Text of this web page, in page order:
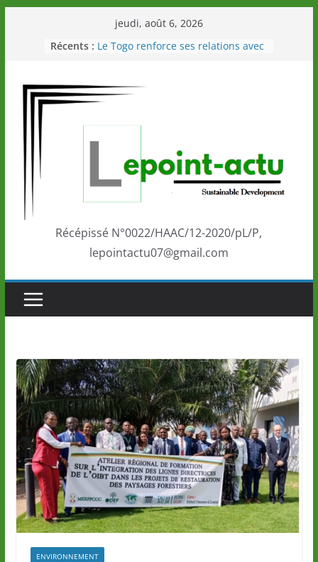
jeudi, août 6, 2026
Récents : Le Togo renforce ses relations avec
Éléphants en Côte d’Ivoire
LOTO DETENTE”, un nouveau tirage
marque de confiance au Togo sur
la scène internationale au-delà des
performances de ses athlètes
Togo: Que retenir de la politique
éducation et de l’ambition de
Récépissé N°0022/HAAC/12-2020/pL/P,
lepointactu07@gmail.com
ENVIRONNEMENT